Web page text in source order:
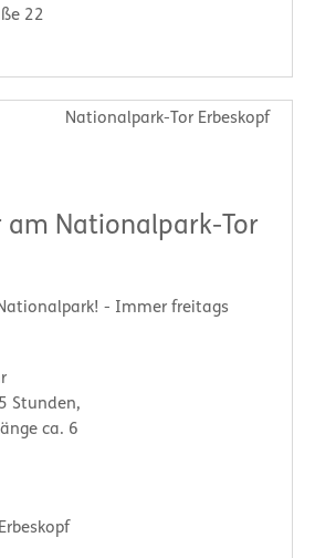
22
Nationalpark-Tor Erbeskopf
am Nationalpark-Tor
- Immer freitags
Stunden,
ca. 6